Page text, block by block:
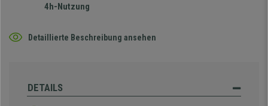
4h-Nutzung
Detaillierte Beschreibung ansehen
DETAILS